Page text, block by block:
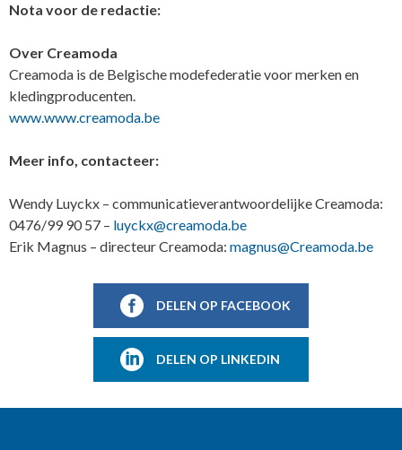
Nota voor de redactie:
Over Creamoda
Creamoda is de Belgische modefederatie voor merken en
kledingproducenten.
www.www.creamoda.be
Meer info, contacteer:
Wendy Luyckx – communicatieverantwoordelijke Creamoda:
0476/99 90 57 – luyckx@creamoda.be
Erik Magnus – directeur Creamoda: magnus@Creamoda.be
DELEN OP FACEBOOK
DELEN OP LINKEDIN